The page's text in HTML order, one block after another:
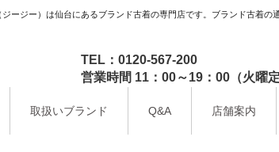
ジージー）は仙台にあるブランド古着の専門店です。ブランド古着の
TEL：0120-567-200
営業時間 11：00～19：00（火曜
取扱いブランド Q&A 店舗案内